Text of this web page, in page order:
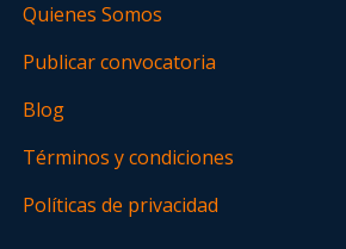
Quienes Somos
Publicar convocatoria
Blog
Términos y condiciones
Políticas de privacidad